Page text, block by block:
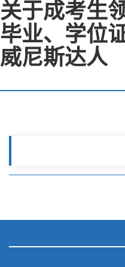
关于成考生
毕业、学位
威尼斯达人